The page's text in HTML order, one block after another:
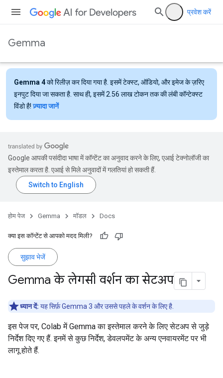
प्रवेश करें
Gemma
Gemma 4को रिलीज़ कर दिया गया है. इसमें टेक्स्ट, ऑडियो, और इमेज के ज़रिए
इनपुट दिया जा सकता है. साथ ही, इसमें 2.56 लाख टोकन तक की लंबी कॉन्टेक्स्ट
विंडो है!ज़्यादा जानें
Google आपकी पसंदीदा भाषा में कॉन्टेंट का अनुवाद करने के लिए, एआई टेक्नोलॉजी का
इस्तेमाल करता है. एआई से मिले अनुवादों में गलतियां हो सकती हैं.
होम पेज Gemma मॉडल Docs
क्या इस कॉन्टेंट से आपको मदद मिली?
सुझाव भेजें
Gemma के लेगसी वर्शन का सेटअप
ध्यान दें: यह सिर्फ़ Gemma 3 और उससे पहले के वर्शन के लिए है.
इस पेज पर, Colab में Gemma का इस्तेमाल करने के लिए सेटअप से जुड़े
निर्देश दिए गए हैं. इनमें से कुछ निर्देश, डेवलपमेंट के अन्य एनवायरमेंट पर भी
लागू होते हैं.